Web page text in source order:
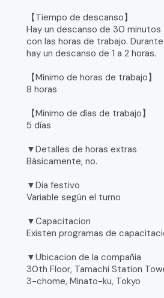
【Tiempo de descanso】
Hay un descanso de 30 minutos
con las horas de trabajo.
hay un descanso de 1 a 2 horas.
【Mínimo de horas de trabajo】
8 horas
【Mínimo de días de trabajo】
5 días
▼Detalles de horas extras
Básicamente, no.
▼Dia festivo
Variable según el turno
▼Capacitacion
Existen programas de
▼Ubicacion de la compañia
30th Floor, Tamachi Station
3-chome, Minato-ku, Tokyo